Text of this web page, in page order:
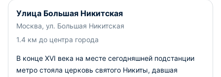
Улица Большая Никитская
Москва, ул. Большая Никитская
1.4 км до центра города
В конце XVI века на месте сегодняшней подстанции
метро стояла церковь святого Никиты, давшая